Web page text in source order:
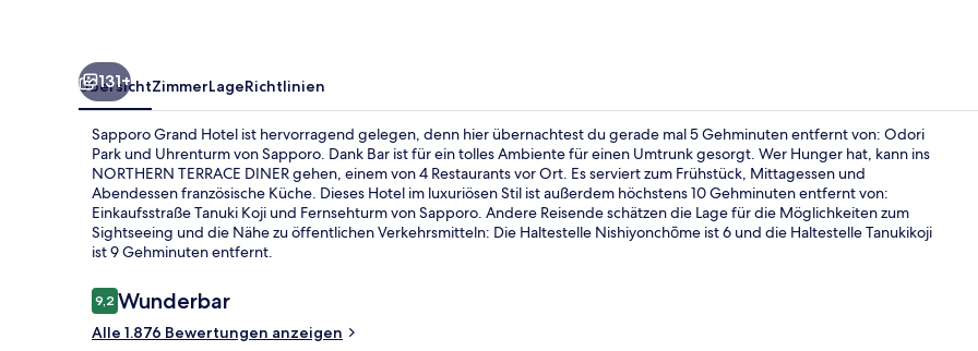
131+
ÜbersichtZimmerLageRichtlinien
Sapporo Grand Hotel ist hervorragend gelegen, denn hier übernachtest du gerade mal 5 Gehminuten entfernt von: Odori
Park und Uhrenturm von Sapporo. Dank Bar ist für ein tolles Ambiente für einen Umtrunk gesorgt. Wer Hunger hat, kann ins
NORTHERN TERRACE DINER gehen, einem von 4 Restaurants vor Ort. Es serviert zum Frühstück, Mittagessen und
Abendessen französische Küche. Dieses Hotel im luxuriösen Stil ist außerdem höchstens 10 Gehminuten entfernt von:
Einkaufsstraße Tanuki Koji und Fernsehturm von Sapporo. Andere Reisende schätzen die Lage für die Möglichkeiten zum
Sightseeing und die Nähe zu öffentlichen Verkehrsmitteln: Die Haltestelle Nishiyonchōme ist 6 und die Haltestelle Tanukikoji
ist 9 Gehminuten entfernt.
Bewertungen
9,29,2 von 10.
Wunderbar
Alle 1.876 Bewertungen anzeigen